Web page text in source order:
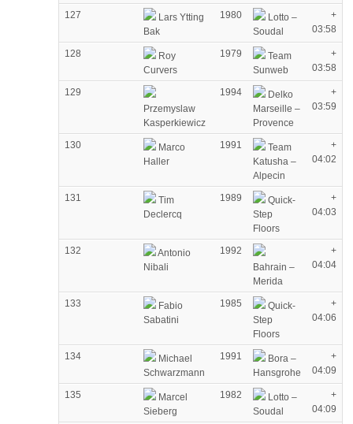
127
Lars Ytting
Bak
1980
Lotto –
Soudal
+
03:58
128
Roy
Curvers
1979
Team
Sunweb
+
03:58
129
Przemyslaw
Kasperkiewicz
1994
Delko
Marseille –
Provence
+
03:59
130
Marco
Haller
1991
Team
Katusha –
Alpecin
+
04:02
131
Tim
Declercq
1989
Quick-
Step
Floors
+
04:03
132
Antonio
Nibali
1992
Bahrain –
Merida
+
04:04
133
Fabio
Sabatini
1985
Quick-
Step
Floors
+
04:06
134
Michael
Schwarzmann
1991
Bora –
Hansgrohe
+
04:09
135
Marcel
Sieberg
1982
Lotto –
Soudal
+
04:09